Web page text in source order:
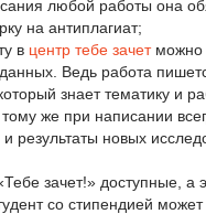
любой работы она
на антиплагиат;
в центр тебе зачетможно
Ведь работа
знает тематику и
же при написании
результаты новых
зачет!» доступные, а
со стипендией